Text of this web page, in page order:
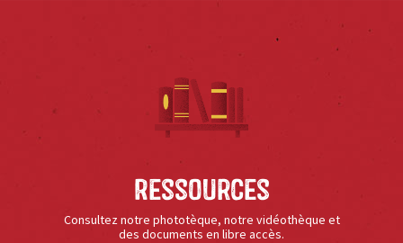
Ressources
Consultez notre phototèque, notre vidéothèque et
des documents en libre accès.